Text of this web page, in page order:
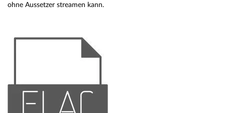
ohne Aussetzer streamen kann.